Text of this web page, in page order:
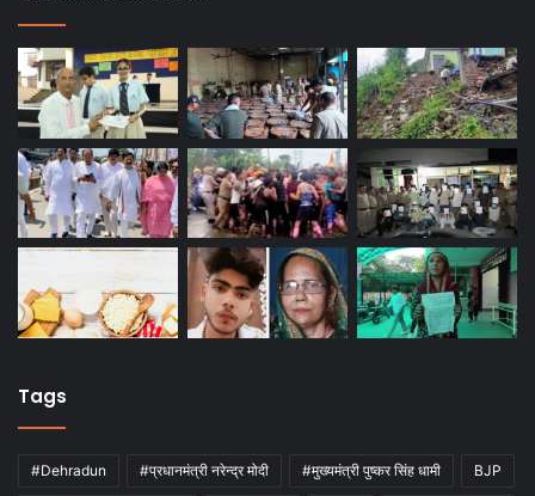
Tags
#Dehradun #प्रधानमंत्री नरेन्द्र मोदी #मुख्यमंत्री पुष्कर सिंह धामी BJP